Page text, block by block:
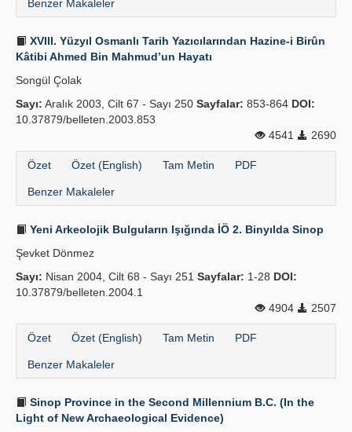
Benzer Makaleler
XVIII. Yüzyıl Osmanlı Tarih Yazıcılarından Hazine-i Birûn
Kâtibi Ahmed Bin Mahmud’un Hayatı
Songül Çolak
Sayı: Aralık 2003, Cilt 67 - Sayı 250 Sayfalar: 853-864 DOI:
10.37879/belleten.2003.853
4541
2690
Özet Özet (English) Tam Metin PDF
Benzer Makaleler
Yeni Arkeolojik Bulguların Işığında İÖ 2. Binyılda Sinop
Şevket Dönmez
Sayı: Nisan 2004, Cilt 68 - Sayı 251 Sayfalar: 1-28 DOI:
10.37879/belleten.2004.1
4904
2507
Özet Özet (English) Tam Metin PDF
Benzer Makaleler
Sinop Province in the Second Millennium B.C. (In the
Light of New Archaeological Evidence)